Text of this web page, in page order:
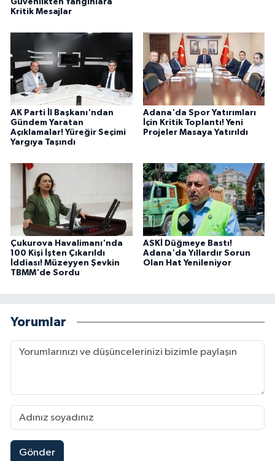
Güvenlikten Yangınlara
Kritik Mesajlar
AK Parti İl Başkanı'ndan
Gündem Yaratan
Açıklamalar! Yüreğir Seçimi
Yargıya Taşındı
Adana'da Spor Yatırımları
İçin Kritik Toplantı! Yeni
Projeler Masaya Yatırıldı
Çukurova Havalimanı'nda
100 Kişi İşten Çıkarıldı
İddiası! Müzeyyen Şevkin
TBMM'de Sordu
ASKİ Düğmeye Bastı!
Adana'da Yıllardır Sorun
Olan Hat Yenileniyor
Yorumlar
Gönder